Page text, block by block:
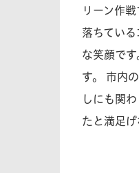
リーン作
落ちてい
な笑顔で
す。 市内
しにも関
たと満足げ